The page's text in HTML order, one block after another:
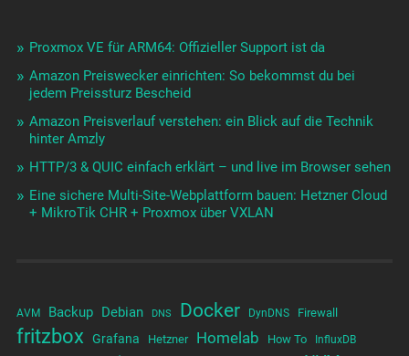
Proxmox VE für ARM64: Offizieller Support ist da
Amazon Preiswecker einrichten: So bekommst du bei
jedem Preissturz Bescheid
Amazon Preisverlauf verstehen: ein Blick auf die Technik
hinter Amzly
HTTP/3 & QUIC einfach erklärt – und live im Browser sehen
Eine sichere Multi-Site-Webplattform bauen: Hetzner Cloud
+ MikroTik CHR + Proxmox über VXLAN
AVM Backup Debian DNS Docker DynDNS Firewall
fritzbox Grafana Hetzner Homelab How To InfluxDB